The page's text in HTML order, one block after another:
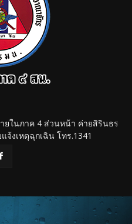
ยในภาค 4 ส่วนหน้า ค่ายสิรินธร
จ้งเหตุฉุกเฉิน โทร.1341